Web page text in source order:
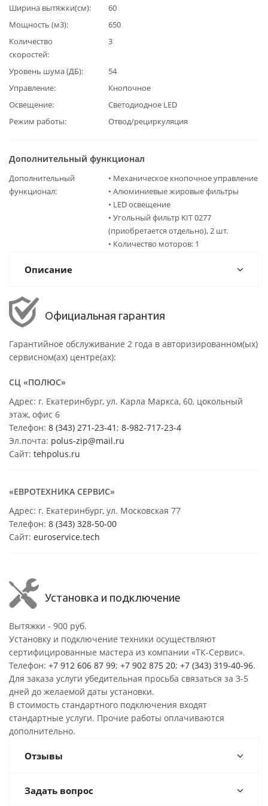
Ширина вытяжки(см)
60
Мощность (м3)
650
Количество
скоростей
3
Уровень шума (ДБ)
54
Управление
Кнопочное
Освещение
Светодиодное LED
Режим работы
Отвод/рециркуляция
Дополнительный функционал
Дополнительный
функционал
• Механическое кнопочное управление
• Алюминиевые жировые фильтры
• LED освещение
• Угольный фильтр KIT 0277
(приобретается отдельно), 2 шт.
• Количество моторов: 1
Описание
Официальная гарантия
Гарантийное обслуживание 2 года в авторизированном(ых)
сервисном(ах) центре(ах):
СЦ «ПОЛЮС»
Адрес: г. Екатеринбург, ул. Карла Маркса, 60, цокольный
этаж, офис 6
Телефон: 8 (343) 271-23-41 ; 8-982-717-23-4
Эл.почта: polus-zip@mail.ru
Сайт: tehpolus.ru
«ЕВРОТЕХНИКА СЕРВИС»
Адрес: г. Екатеринбург, ул. Московская 77
Телефон: 8 (343) 328-50-00
Сайт: euroservice.tech
Установка и подключение
Вытяжки - 900 руб.
Установку и подключение техники осуществляют
сертифицированные мастера из компании «ТК-Сервис».
Телефон: +7 912 606 87 99; +7 902 875 20; +7 (343) 319-40-96.
Для заказа услуги убедительная просьба связаться за 3-5
дней до желаемой даты установки.
В стоимость стандартного подключения входят
стандартные услуги. Прочие работы оплачиваются
дополнительно.
Отзывы
Задать вопрос